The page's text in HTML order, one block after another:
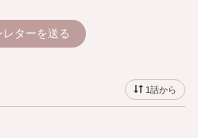
レターを送る
1話から